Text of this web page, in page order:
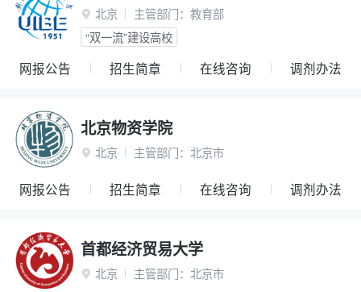
 北京 主管部门： 教育部
“双一流”建设高校
网报公告 招生简章 在线咨询 调剂办法
北京物资学院
 北京 主管部门： 北京市
网报公告 招生简章 在线咨询 调剂办法
首都经济贸易大学
 北京 主管部门： 北京市